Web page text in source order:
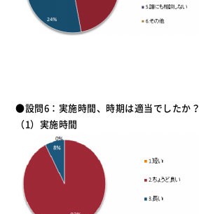
●設問6：実施時間、時期は適当でしたか？
（1）実施時間